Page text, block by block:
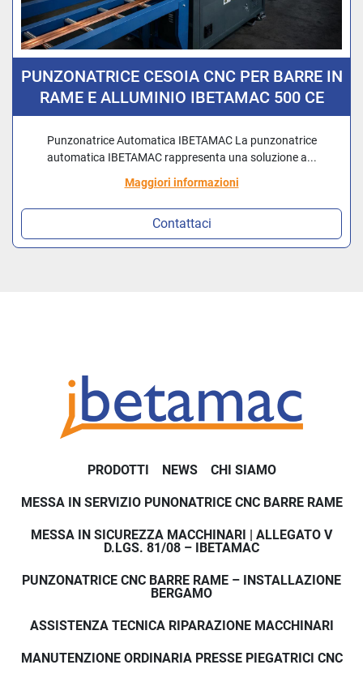
PUNZONATRICE CESOIA CNC PER BARRE IN
RAME E ALLUMINIO IBETAMAC 500 CE
Punzonatrice Automatica IBETAMAC La punzonatrice
automatica IBETAMAC rappresenta una soluzione a...
Maggiori informazioni
Contattaci
PRODOTTI NEWS CHI SIAMO
MESSA IN SERVIZIO PUNONATRICE CNC BARRE RAME
MESSA IN SICUREZZA MACCHINARI | ALLEGATO V
D.LGS. 81/08 – IBETAMAC
PUNZONATRICE CNC BARRE RAME – INSTALLAZIONE
BERGAMO
ASSISTENZA TECNICA RIPARAZIONE MACCHINARI
MANUTENZIONE ORDINARIA PRESSE PIEGATRICI CNC